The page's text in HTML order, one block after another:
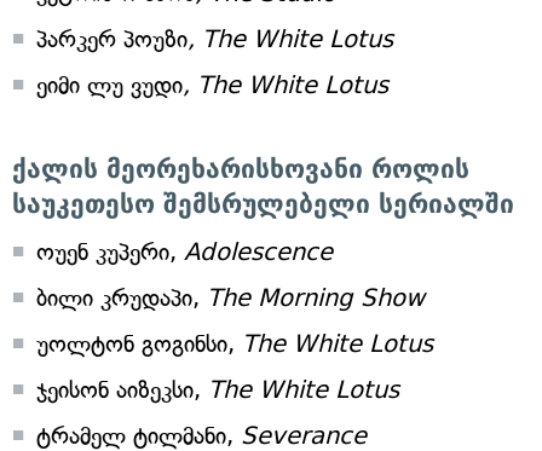
პარკერ პოუზი, The White Lotus
ეიმი ლუ ვუდი, The White Lotus
ქალის მეორეხარისხოვანი როლის
საუკეთესო შემსრულებელი სერიალში
ოუენ კუპერი, Adolescence
ბილი კრუდაპი, The Morning Show
უოლტონ გოგინსი, The White Lotus
ჯეისონ აიზეკსი, The White Lotus
ტრამელ ტილმანი, Severance